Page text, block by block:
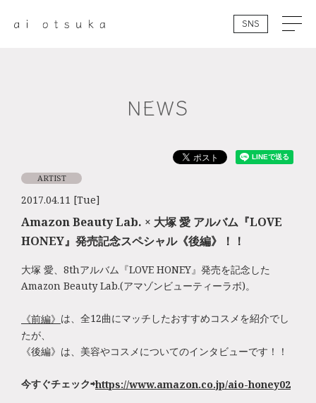
SNS
NEWS
2017.04.11 [Tue]
ARTIST
Amazon Beauty Lab. × 大塚 愛 アルバム『LOVE
HONEY』発売記念スペシャル《後編》！！
大塚 愛、8thアルバム『LOVE HONEY』発売を記念した
Amazon Beauty Lab.(アマゾンビューティーラボ)。
《前編》 は、全12曲にマッチしたおすすめコスメを紹介でし
たが、
《後編》は、美容やコスメについてのインタビューです！！
今すぐチェック⇨https://www.amazon.co.jp/aio-honey02